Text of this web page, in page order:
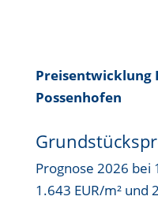
Preisentwicklung
Possenhofen
Prognose 2026 bei
1.643 EUR/m² und